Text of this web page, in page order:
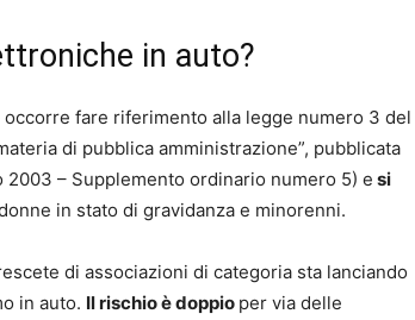
in auto?
fare riferimento alla legge numero 3 del
di pubblica amministrazione”, pubblicata
– Supplemento ordinario numero 5) e si
in stato di gravidanza e minorenni.
di associazioni di categoria sta lanciando
in auto. Il rischio è doppio per via delle